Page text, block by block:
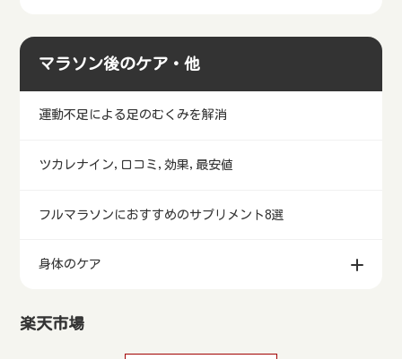
マラソン後のケア・他
運動不足による足のむくみを解消
ツカレナイン,口コミ,効果,最安値
フルマラソンにおすすめのサプリメント8選
身体のケア
楽天市場